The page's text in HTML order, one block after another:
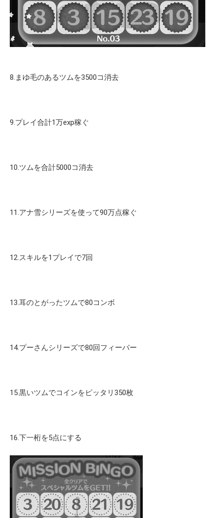
8.まゆ毛のあるツムを3500コ消去
9.プレイ合計1万exp稼ぐ
10.ツムを合計5000コ消去
11.アナ雪シリーズを使って90万点稼ぐ
12.スキルを1プレイで7回
13.耳のとがったツムで80コンボ
14.プーさんシリーズで80回フィーバー
15.黒いツムでコインをピッタリ350枚
16.下一桁を5点にする